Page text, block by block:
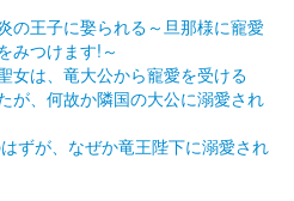
の王子に娶られる～旦那様に寵愛
みつけます!～
女は、竜大公から寵愛を受ける
が、何故か隣国の大公に溺愛され
ずが、なぜか竜王陛下に溺愛され